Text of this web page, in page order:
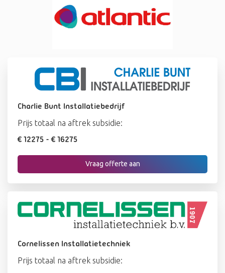
Charlie Bunt Installatiebedrijf
Prijs totaal na aftrek subsidie:
€ 12275 - € 16275
Vraag offerte aan
Cornelissen Installatietechniek
Prijs totaal na aftrek subsidie: